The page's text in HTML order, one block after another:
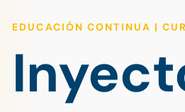
EDUCACIÓN CONTINUA |